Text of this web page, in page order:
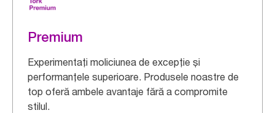
Premium
Experimentați moliciunea de excepție și
performanțele superioare. Produsele noastre de
top oferă ambele avantaje fără a compromite
stilul.